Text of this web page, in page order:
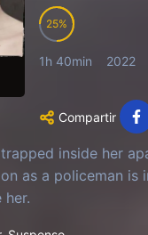
25
1h 40min 2022
Compartir
inside her
as a policeman is
her.